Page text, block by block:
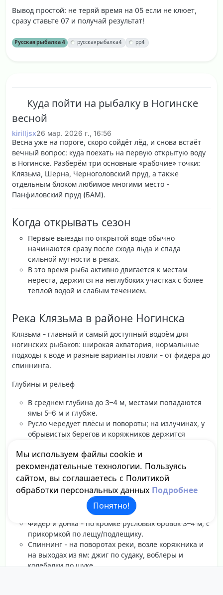
Вывод простой: не теряй время на 05 если не клюет,
сразу ставьте 07 и получай результат!
Русская рыбалка 4 русскаярыбалка4 рр4
Куда пойти на рыбалку в Ногинске
весной
kirilljsx26 мар. 2026 г., 16:56
Весна уже на пороге, скоро сойдёт лёд, и снова встаёт
вечный вопрос: куда поехать на первую открытую воду
в Ногинске. Разберём три основные «рабочие» точки:
Клязьма, Шерна, Черноголовский пруд, а также
отдельным блоком любимое многими место -
Панфиловский пруд (БАМ).
Когда открывать сезон
Первые выезды по открытой воде обычно
начинаются сразу после схода льда и спада
сильной мутности в реках.
В это время рыба активно двигается к местам
нереста, держится на неглубоких участках с более
тёплой водой и слабым течением.
Река Клязьма в районе Ногинска
Клязьма - главный и самый доступный водоём для
ногинских рыбаков: широкая акватория, нормальные
подходы к воде и разные варианты ловли - от фидера до
спиннинга.
Глубины и рельеф
В среднем глубина до 3–4 м, местами попадаются
ямы 5–6 м и глубже.
Русло чередует плёсы и повороты; на излучинах, у
обрывистых берегов и коряжников держится
Какая рыба ловится
Основная «белая» рыба: подлещик, плотва, густера.
Хищник: окунь, щука, судак; судак чаще попадается
на ямах и русловых бровках.
Весенние советы по Клязьме
Фидер и донка - по кромке русловых бровок 3–4 м, с
прикормкой по лещу/подлещику.
Спиннинг - на поворотах реки, возле коряжника и
на выходах из ям: джиг по судаку, воблеры и
колебалки по щуке.
Мы используем файлы cookie и
рекомендательные технологии. Пользуясь
сайтом, вы соглашаетесь с Политикой
обработки персональных данных Подробнее
Понятно!